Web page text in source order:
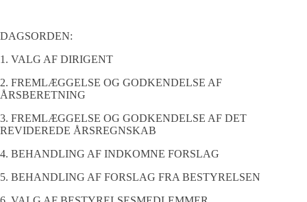
DAGSORDEN:
1. VALG AF DIRIGENT
2. FREMLÆGGELSE OG GODKENDELSE AF
ÅRSBERETNING
3. FREMLÆGGELSE OG GODKENDELSE AF DET
REVIDEREDE ÅRSREGNSKAB
4. BEHANDLING AF INDKOMNE FORSLAG
5. BEHANDLING AF FORSLAG FRA BESTYRELSEN